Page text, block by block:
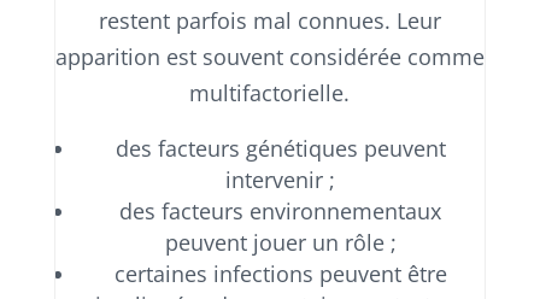
restent parfois mal connues. Leur
apparition est souvent considérée comme
multifactorielle.
des facteurs génétiques peuvent
intervenir ;
des facteurs environnementaux
peuvent jouer un rôle ;
certaines infections peuvent être